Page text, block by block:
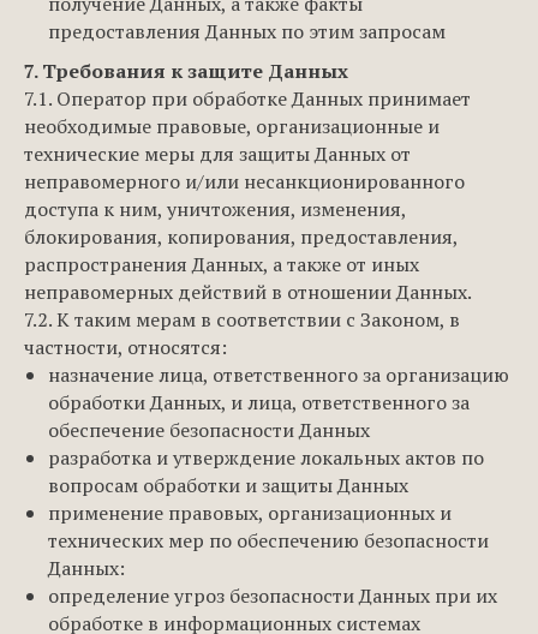
предоставления Данных по этим запросам
7. Требования к защите Данных
7.1. Оператор при обработке Данных принимает
необходимые правовые, организационные и
технические меры для защиты Данных от
неправомерного и/или несанкционированного
доступа к ним, уничтожения, изменения,
блокирования, копирования, предоставления,
распространения Данных, а также от иных
неправомерных действий в отношении Данных.
7.2. К таким мерам в соответствии с Законом, в
частности, относятся:
назначение лица, ответственного за организацию
обработки Данных, и лица, ответственного за
обеспечение безопасности Данных
разработка и утверждение локальных актов по
вопросам обработки и защиты Данных
применение правовых, организационных и
технических мер по обеспечению безопасности
Данных:
определение угроз безопасности Данных при их
обработке в информационных системах